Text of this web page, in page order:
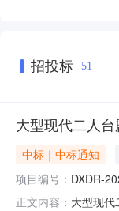
招投标 51
大型现代二人
中标｜中标通知
项目编号： DXDR-
正文内容： 大型现